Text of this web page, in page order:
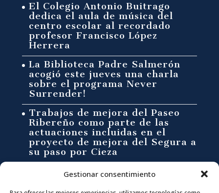
Gestionar consentimiento
El Colegio Antonio Buitrago
dedica el aula de música del
centro escolar al recordado
profesor Francisco López
Herrera
La Biblioteca Padre Salmerón
acogió este jueves una charla
sobre el programa Never
Surrender!
Trabajos de mejora del Paseo
Ribereño como parte de las
actuaciones incluidas en el
proyecto de mejora del Segura a
su paso por Cieza
Síguenos en: